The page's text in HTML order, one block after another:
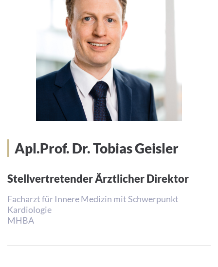
Apl.Prof. Dr. Tobias Geisler
Stellvertretender Ärztlicher Direktor
Facharzt für Innere Medizin mit Schwerpunkt
Kardiologie
MHBA